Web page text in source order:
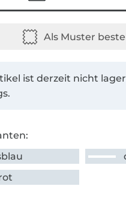
ist derzeit nicht